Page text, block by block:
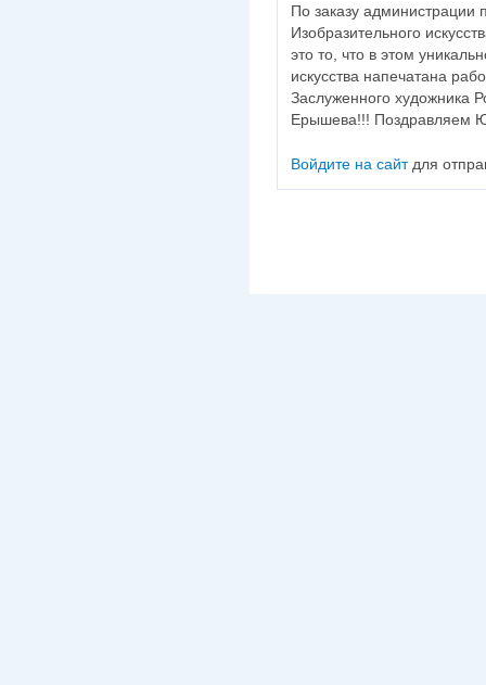
По заказу администрации
Изобразительного
это то, что в этом
искусства напечатана
Заслуженного художника
Ерышева!!! Поздравляем
Войдите на сайтдля